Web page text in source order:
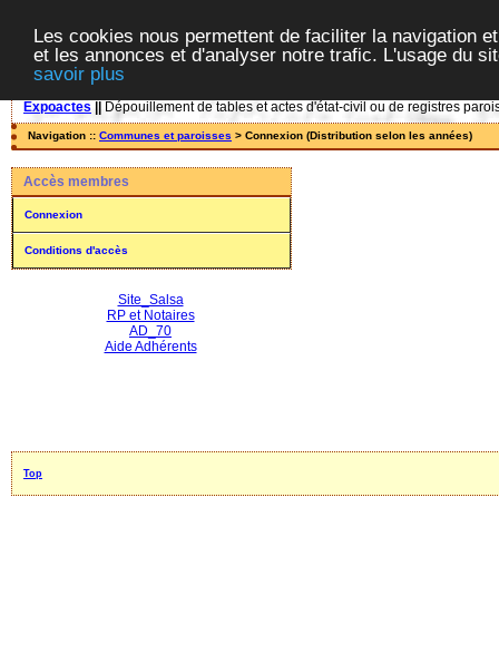
Les cookies nous permettent de faciliter la navigation
et les annonces et d'analyser notre trafic. L'usage du
savoir plus
Expoactes Dépouillement de tables et actes d'état-civil ou de registres
Navigation :: Communes et paroisses > Connexion (Distribution selon les années)
Accès membres
Connexion
Conditions d'accès
Site_Salsa
RP et Notaires
AD_70
Aide Adhérents
Top